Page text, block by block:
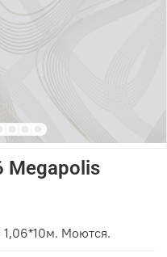
Megapolis
1,06*10м. Моются.